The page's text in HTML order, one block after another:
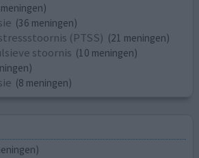
(36 meningen)
(PTSS) (21 meningen)
stoornis (10 meningen)
(8 meningen)